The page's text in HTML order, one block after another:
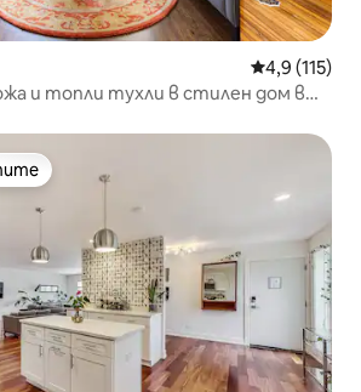
Средна
4,9 (115)
и топли тухли в стилен дом в
на гостите